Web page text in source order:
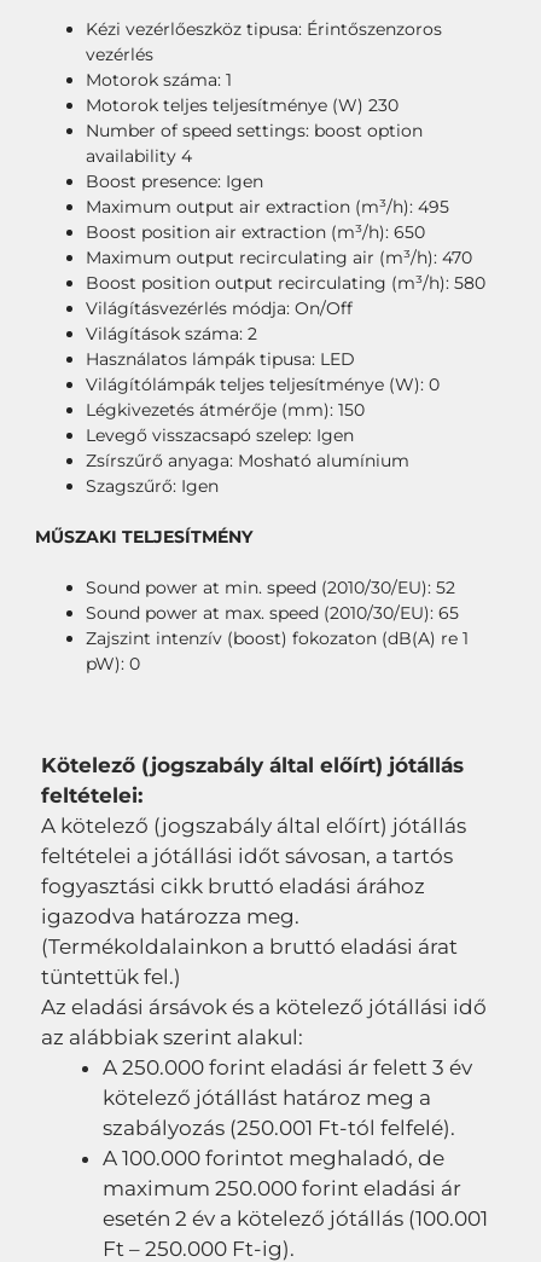
Kézi vezérlőeszköz tipusa: Érintőszenzoros
vezérlés
Motorok száma: 1
Motorok teljes teljesítménye (W) 230
Number of speed settings: boost option
availability 4
Boost presence: Igen
Maximum output air extraction (m³/h): 495
Boost position air extraction (m³/h): 650
Maximum output recirculating air (m³/h): 470
Boost position output recirculating (m³/h): 580
Világításvezérlés módja: On/Off
Világítások száma: 2
Használatos lámpák tipusa: LED
Világítólámpák teljes teljesítménye (W): 0
Légkivezetés átmérője (mm): 150
Levegő visszacsapó szelep: Igen
Zsírszűrő anyaga: Mosható alumínium
Szagszűrő: Igen
MŰSZAKI TELJESÍTMÉNY
Sound power at min. speed (2010/30/EU): 52
Sound power at max. speed (2010/30/EU): 65
Zajszint intenzív (boost) fokozaton (dB(A) re 1
pW): 0
Kötelező (jogszabály által előírt) jótállás
feltételei:
A kötelező (jogszabály által előírt) jótállás
feltételei a jótállási időt sávosan, a tartós
fogyasztási cikk bruttó eladási árához
igazodva határozza meg.
(Termékoldalainkon a bruttó eladási árat
tüntettük fel.)
Az eladási ársávok és a kötelező jótállási idő
az alábbiak szerint alakul:
A 250.000 forint eladási ár felett 3 év
kötelező jótállást határoz meg a
szabályozás (250.001 Ft-tól felfelé).
A 100.000 forintot meghaladó, de
maximum 250.000 forint eladási ár
esetén 2 év a kötelező jótállás (100.001
Ft – 250.000 Ft-ig).